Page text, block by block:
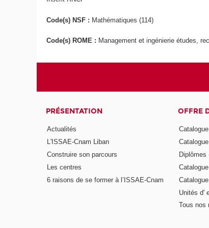
Code(s) NSF : Mathématiques (114)
Code(s) ROME : Management et ingénierie études,
PRÉSENTATION
Actualités
L'ISSAE-Cnam Liban
Construire son parcours
Les centres
6 raisons de se former à l’ISSAE-Cnam
OFFRE
Diplômes
Unités d'
Tous nos